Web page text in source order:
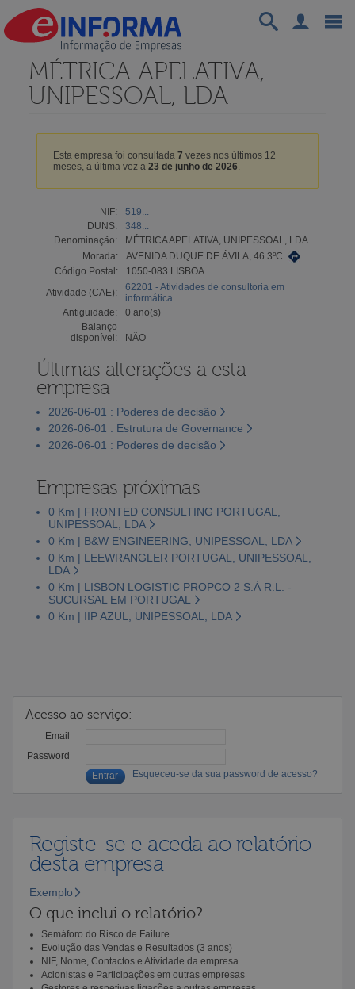
MÉTRICA APELATIVA,
UNIPESSOAL, LDA
Esta empresa foi consultada 7 vezes nos últimos 12
meses, a última vez a 23 de junho de 2026.
NIF:
519...
DUNS:
348...
Denominação:
MÉTRICA APELATIVA, UNIPESSOAL, LDA
Morada:
AVENIDA DUQUE DE ÁVILA, 46 3ºC
Código Postal:
1050-083 LISBOA
Atividade (CAE):
62201 - Atividades de consultoria em
informática
Antiguidade:
0 ano(s)
Balanço
disponível:
NÃO
Últimas alterações a esta
empresa
2026-06-01 : Poderes de decisão
2026-06-01 : Estrutura de Governance
2026-06-01 : Poderes de decisão
Empresas próximas
0 Km | FRONTED CONSULTING PORTUGAL,
UNIPESSOAL, LDA
0 Km | B&W ENGINEERING, UNIPESSOAL, LDA
0 Km | LEEWRANGLER PORTUGAL, UNIPESSOAL,
LDA
0 Km | LISBON LOGISTIC PROPCO 2 S.À R.L. -
SUCURSAL EM PORTUGAL
0 Km | IIP AZUL, UNIPESSOAL, LDA
Acesso ao serviço:
Email
Password
Esqueceu-se da sua password de acesso?
Registe-se e aceda ao relatório
desta empresa
Exemplo
O que inclui o relatório?
Semáforo do Risco de Failure
Evolução das Vendas e Resultados (3 anos)
NIF, Nome, Contactos e Atividade da empresa
Acionistas e Participações em outras empresas